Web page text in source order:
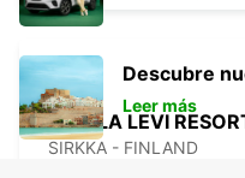
KITTILA LEVI
SIRKKA - FINLAND
Descubre
Leer más